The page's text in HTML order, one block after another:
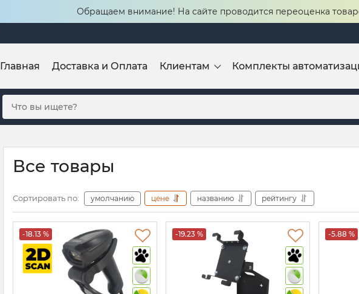
Обращаем внимание! На сайте проводится переоценка
Главная Доставка и Оплата Клиентам Комплекты
Все товары
Сортировать по: умолчанию цене названию рейтингу
-18.13 % -19.23 % -5.88 %